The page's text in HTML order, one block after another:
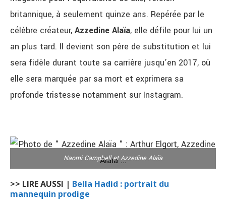
britannique, à seulement quinze ans. Repérée par le
célèbre créateur, Azzedine Alaïa, elle défile pour lui un
an plus tard. Il devient son père de substitution et lui
sera fidèle durant toute sa carrière jusqu’en 2017, où
elle sera marquée par sa mort et exprimera sa
profonde tristesse notamment sur Instagram.
Naomi Campbell et Azzedine Alaïa
>> LIRE AUSSI | Bella Hadid : portrait du
mannequin prodige